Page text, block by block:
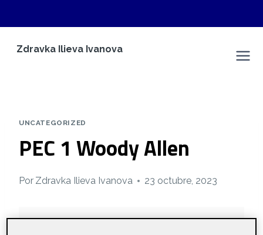
Zdravka Ilieva Ivanova
UNCATEGORIZED
PEC 1 Woody Allen
Por Zdravka Ilieva Ivanova 23 octubre, 2023